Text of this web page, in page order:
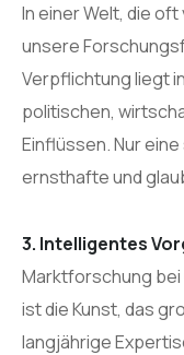
In einer Welt, die
unsere
Verpflichtung liegt
politischen,
Einflüssen. Nur
ernsthafte und
3. Intelligentes
Marktforschung
ist die Kunst, das
langjährige